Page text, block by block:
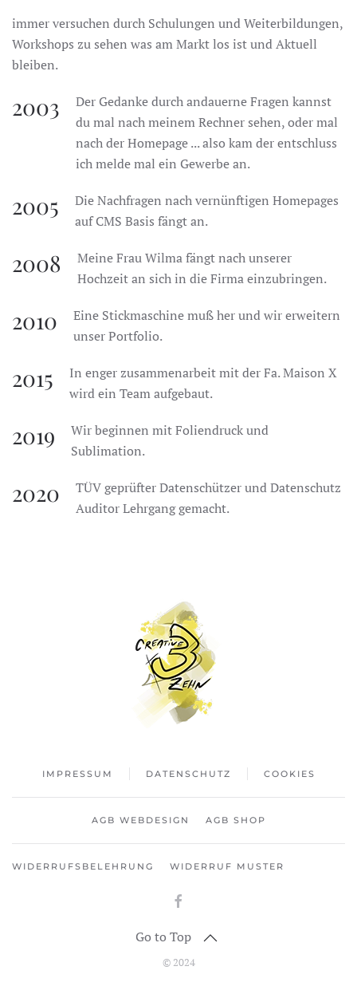
immer versuchen durch Schulungen und Weiterbildungen,
Workshops zu sehen was am Markt los ist und Aktuell
bleiben.
2003
Der Gedanke durch andauerne Fragen kannst
du mal nach meinem Rechner sehen, oder mal
nach der Homepage ... also kam der entschluss
ich melde mal ein Gewerbe an.
2005
Die Nachfragen nach vernünftigen Homepages
auf CMS Basis fängt an.
2008
Meine Frau Wilma fängt nach unserer
Hochzeit an sich in die Firma einzubringen.
2010
Eine Stickmaschine muß her und wir erweitern
unser Portfolio.
2015
In enger zusammenarbeit mit der Fa. Maison X
wird ein Team aufgebaut.
2019
Wir beginnen mit Foliendruck und
Sublimation.
2020
TÜV geprüfter Datenschützer und Datenschutz
Auditor Lehrgang gemacht.
IMPRESSUM DATENSCHUTZ COOKIES
AGB WEBDESIGN AGB SHOP
WIDERRUFSBELEHRUNG WIDERRUF MUSTER
Go to Top
© 2024